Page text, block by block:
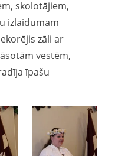
skolotājiem,
izlaidumam
zāli ar
vestēm,
īpašu